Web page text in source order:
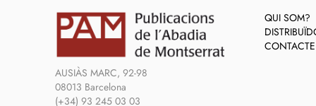
AUSIÀS MARC, 92-98
08013 Barcelona
(+34) 93 245 03 03
QUI SOM?
CONTACTE